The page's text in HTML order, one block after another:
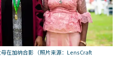
在加纳合影 （照片来源：LensCraft